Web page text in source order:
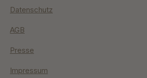
Datenschutz
AGB
Presse
Impressum